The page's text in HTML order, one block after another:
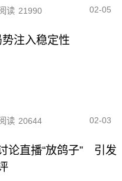
读 21990 02-05
注入稳定性
读 20644 02-03
论直播“放鸽子” 引发